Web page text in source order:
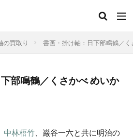
の買取り 書画・掛け軸：日下部鳴鶴／
部鳴鶴／くさかべ めいか
中林梧竹 、巌谷一六と共に明治の